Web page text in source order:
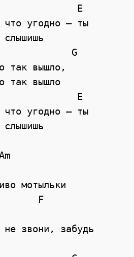
E
что угодно — ты
G
так вышло,
так вышло
E
что угодно — ты
мотыльки
не звони, забудь